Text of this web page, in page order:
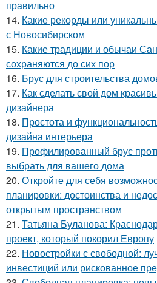
правильно
14. Какие рекорды или
с Новосибирском
15. Какие традиции и обычаи
сохраняются до сих пор
16. Брус для строительства
17. Как сделать свой дом
дизайнера
18. Простота и
дизайна интерьера
19. Профилированный брус
выбрать для вашего дома
20. Откройте для себя
планировки: достоинства и
открытым пространством
21. Татьяна Буланова:
проект, который покорил Европу
22. Новостройки с свободной:
инвестиций или рискованное